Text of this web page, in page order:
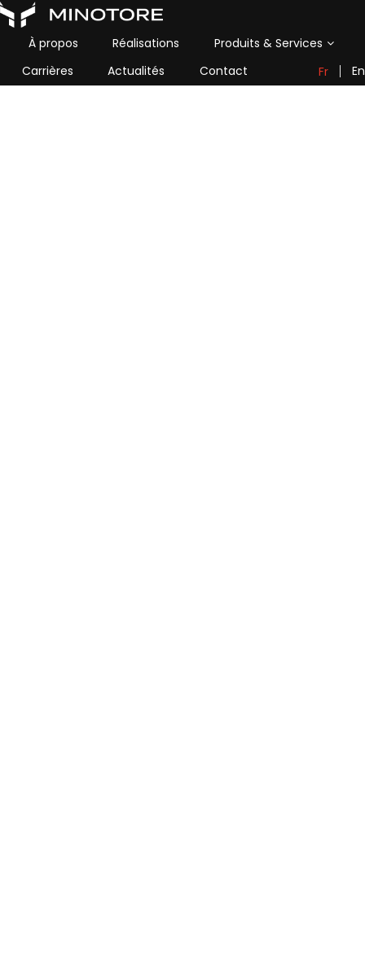
À propos Réalisations
Produits & Services
Carrières
Actualités Contact Fr En